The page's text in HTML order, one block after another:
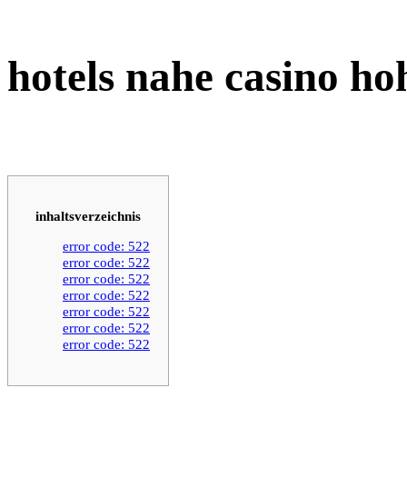
hotels nahe casino
inhaltsverzeichnis
error code: 522
error code: 522
error code: 522
error code: 522
error code: 522
error code: 522
error code: 522